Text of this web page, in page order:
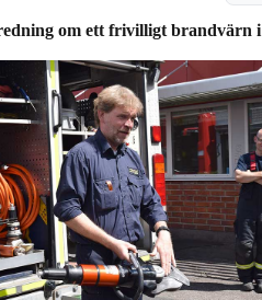
om ett frivilligt brandvärn i